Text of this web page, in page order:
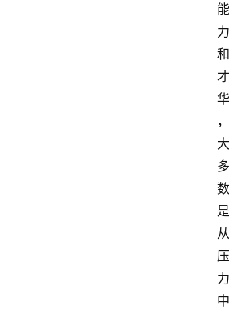
能
力
和
才
华
，
大
多
数
是
从
压
力
中